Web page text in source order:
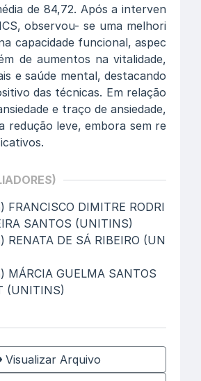
de 84,72. Após a interven
observou- se uma melhori
capacidade funcional, aspec
de aumentos na vitalidade,
e saúde mental, destacando
das técnicas. Em relação
e traço de ansiedade,
redução leve, embora sem re
FRANCISCO DIMITRE RODRI
SANTOS (UNITINS)
RENATA DE SÁ RIBEIRO (UN
MÁRCIA GUELMA SANTOS
(UNITINS)
Visualizar Arquivo